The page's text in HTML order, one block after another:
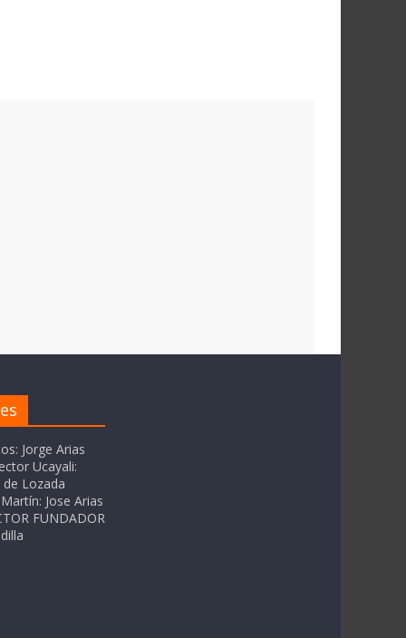
Jorge Arias
Ucayali:
Lozada
Jose Arias
FUNDADOR